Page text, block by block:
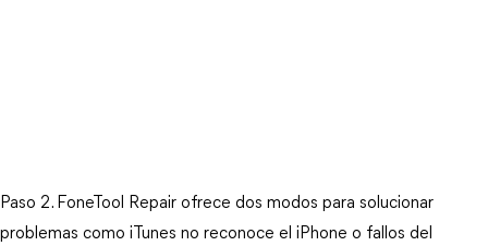
Paso 2. FoneTool Repair ofrece dos modos para solucionar
problemas como iTunes no reconoce el iPhone o fallos del